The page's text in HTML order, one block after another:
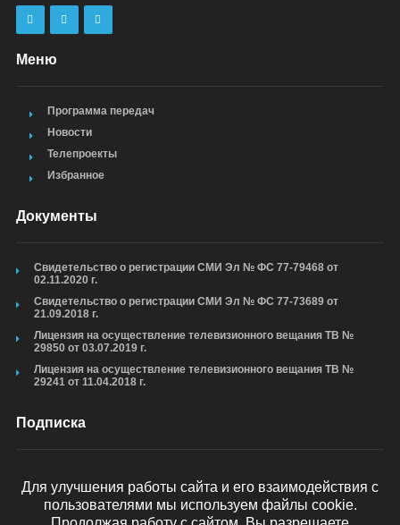
Меню
Программа передач
Новости
Телепроекты
Избранное
Документы
Свидетельство о регистрации СМИ Эл № ФС 77-79468 от
02.11.2020 г.
Свидетельство о регистрации СМИ Эл № ФС 77-73689 от
21.09.2018 г.
Лицензия на осуществление телевизионного вещания ТВ №
29850 от 03.07.2019 г.
Лицензия на осуществление телевизионного вещания ТВ №
29241 от 11.04.2018 г.
Подписка
ОТПРАВИТЬ
Для улучшения работы сайта и его взаимодействия с
пользователями мы используем файлы cookie.